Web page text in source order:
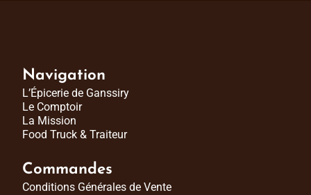
Navigation
L’Épicerie de Ganssiry
Le Comptoir
La Mission
Food Truck & Traiteur
Commandes
Conditions Générales de Vente